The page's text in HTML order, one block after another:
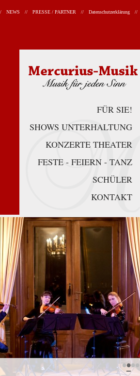
NEWS // PRESSE / PARTNER // Datenschutzerklärung //
FÜR SIE!
SHOWS UNTERHALTUNG
KONZERTE THEATER
FESTE - FEIERN - TANZ
SCHÜLER
KONTAKT
••••